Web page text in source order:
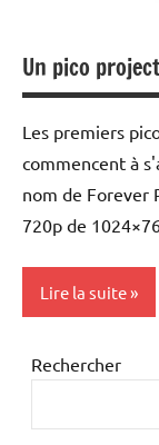
Numérique
Téléphonie
mobile
Téléphonie
video
Travel
Un pico
Les premiers
commencent à
nom de Forever
720p de
Lire la suite
Current
Affairs
Multimedia
Rechercher